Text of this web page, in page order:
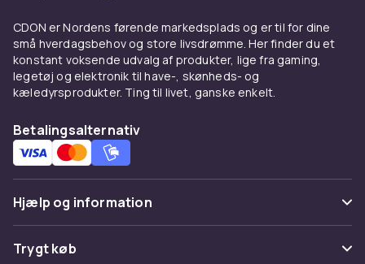
CDON er Nordens førende markedsplads og er til for dine
små hverdagsbehov og store livsdrømme. Her finder du et
konstant voksende udvalg af produkter, lige fra gaming,
legetøj og elektronik til have-, skønheds- og
kæledyrsprodukter. Ting til livet, ganske enkelt.
Betalingsalternativ
Hjælp og information
Ofte stillede spørgsmål
Trygt køb